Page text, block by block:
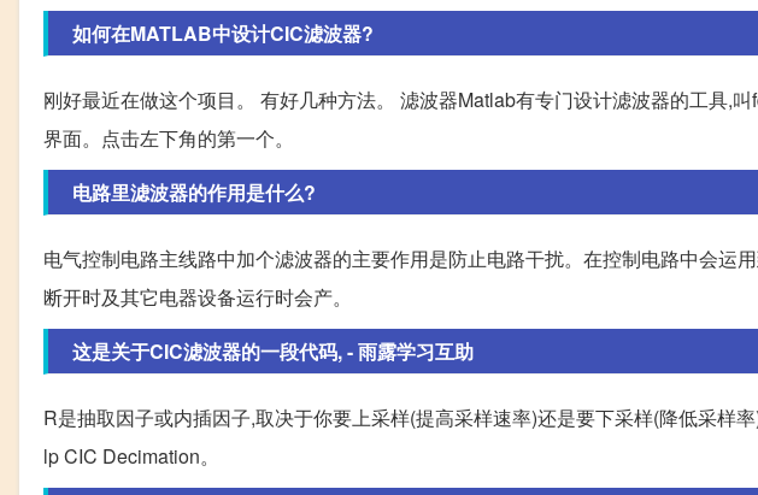
如何在MATLAB中设计CIC滤波器?
刚好最近在做这个项目。 有好几种方法。 滤波器Matlab有专门设计滤波器的工具,
界面。点击左下角的第一个。
电路里滤波器的作用是什么?
电气控制电路主线路中加个滤波器的主要作用是防止电路干扰。在控制电路中会运
断开时及其它电器设备运行时会产。
这是关于CIC滤波器的一段代码, - 雨露学习互助
R是抽取因子或内插因子,取决于你要上采样(提高采样速率)还是要下采样(降低采样
lp CIC Decimation。